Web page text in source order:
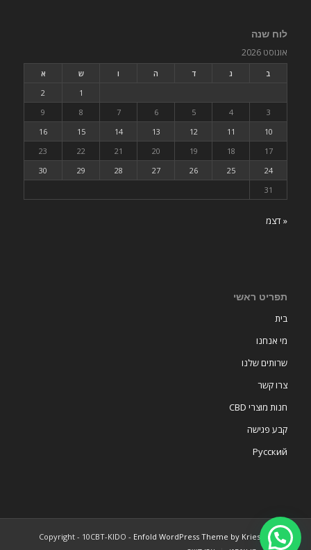
לוח שנה
אוגוסט 2026
ב ג ד ה ו ש
א
1
2
3
4
5
6
7
8
9
10
11
12
13
14
15
16
17
18
19
20
21
22
23
24
25
26
27
28
29
30
31
« דצמ
תפריט ראשי
בית
מי אנחנו
שרותים שלנו
צרו קשר
חנות מוצרי CBD
קבע פגישה
Русский
©2022 Copyright - 10CBT-KIDO -
Enfold WordPress Theme by Kriesi